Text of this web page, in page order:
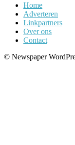
Home
Adverteren
Linkpartners
Over ons
Contact
© Newspaper